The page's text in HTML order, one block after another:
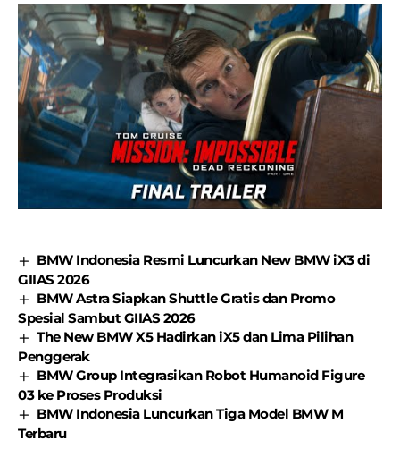
BMW Indonesia Resmi Luncurkan New BMW iX3 di
GIIAS 2026
BMW Astra Siapkan Shuttle Gratis dan Promo
Spesial Sambut GIIAS 2026
The New BMW X5 Hadirkan iX5 dan Lima Pilihan
Penggerak
BMW Group Integrasikan Robot Humanoid Figure
03 ke Proses Produksi
BMW Indonesia Luncurkan Tiga Model BMW M
Terbaru